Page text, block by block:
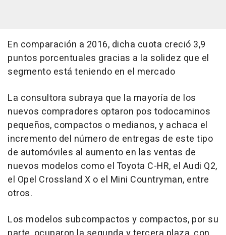
En comparación a 2016, dicha cuota creció 3,9
puntos porcentuales gracias a la solidez que el
segmento está teniendo en el mercado
La consultora subraya que la mayoría de los
nuevos compradores optaron pos todocaminos
pequeños, compactos o medianos, y achaca el
incremento del número de entregas de este tipo
de automóviles al aumento en las ventas de
nuevos modelos como el Toyota C-HR, el Audi Q2,
el Opel Crossland X o el Mini Countryman, entre
otros.
Los modelos subcompactos y compactos, por su